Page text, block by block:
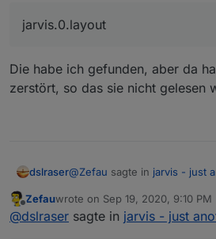
setzen. Musst also nicht von
jarvis.0.layout
Die habe ich gefunden, aber da
zerstört, so das sie nicht gelesen
dslraser@Zefau sagte in jarvis - just
jarvis.0.layout
Offline
Zefauwrote on Sep 19, 2020, 9:10 PM
last edited by
@dslraser sagte in jarvis - just